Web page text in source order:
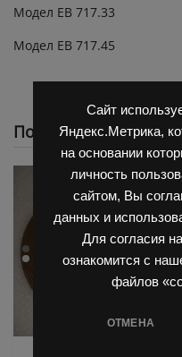
Сайт
Яндекс.Метрика,
на основании
личность
сайтом, Вы
данных и
Для согласия
ознакомится с
файлов
ОТМЕНА
Модел ЕВ 717.33
Модел ЕВ 717.45
Похожие